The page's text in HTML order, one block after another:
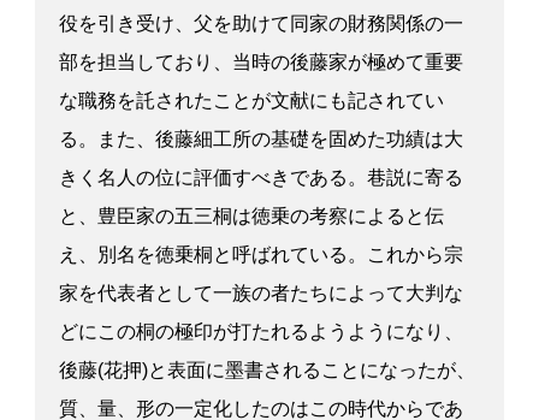
役を引き受け、父を助けて同家の財務関係の一
部を担当しており、当時の後藤家が極めて重要
な職務を託されたことが文献にも記されてい
る。また、後藤細工所の基礎を固めた功績は大
きく名人の位に評価すべきである。巷説に寄る
と、豊臣家の五三桐は徳乗の考察によると伝
え、別名を徳乗桐と呼ばれている。これから宗
家を代表者として一族の者たちによって大判な
どにこの桐の極印が打たれるようようになり、
後藤(花押)と表面に墨書されることになったが、
質、量、形の一定化したのはこの時代からであ